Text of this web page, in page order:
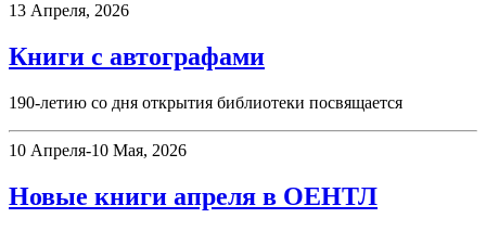
13 Апреля, 2026
Книги с автографами
190-летию со дня открытия библиотеки посвящается
10 Апреля-10 Мая, 2026
Новые книги апреля в ОЕНТЛ